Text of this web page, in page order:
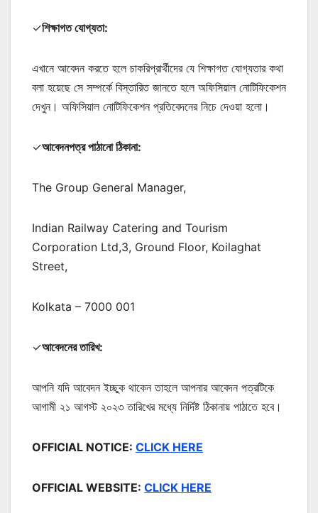
✓শিক্ষাগত যোগ্যতা:
এখানে আবেদন করতে হলে চাকরিপ্রার্থীদের যে শিক্ষাগত যোগ্যতার কথা
বলা হয়েছে সে সম্পর্কে বিস্তারিত জানতে হলে অফিসিয়াল নোটিফিকেশন
দেখুন। অফিসিয়াল নোটিফিকেশন প্রতিবেদনের নিচে দেওয়া হলো।
✓আবেদনপত্র পাঠানো ঠিকানা:
The Group General Manager,
Indian Railway Catering and Tourism
Corporation Ltd,3, Ground Floor, Koilaghat
Street,
Kolkata – 7000 001
✓আবেদনের তারিখ:
আপনি যদি আবেদন ইচ্ছুক থাকেন তাহলে আপনার আবেদন পত্রটিকে
আগামী ২১ আগস্ট ২০২৩ তারিখের মধ্যে নির্দিষ্ট ঠিকানায় পাঠাতে হবে।
OFFICIAL NOTICE: CLICK HERE
OFFICIAL WEBSITE: CLICK HERE